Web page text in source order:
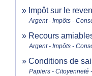
Impôt sur le
Argent - Impôts -
Recours
Argent - Impôts -
Conditions de
Papiers - Citoyenneté